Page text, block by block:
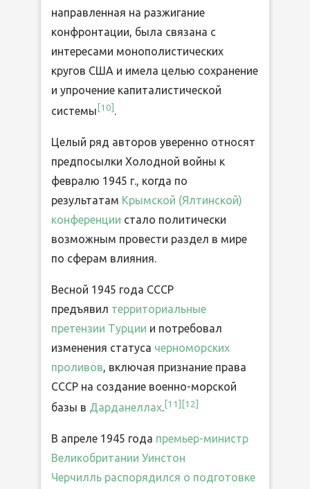
направленная на разжигание
конфронтации, была связана с
интересами монополистических
кругов США и имела целью сохранение
и упрочение капиталистической
системы [10] .
Целый ряд авторов уверенно относят
предпосылки Холодной войны к
февралю 1945 г., когда по
результатам Крымской (Ялтинской)
конференции стало политически
возможным провести раздел в мире
по сферам влияния.
Весной 1945 года СССР
предъявил территориальные
претензии Турции и потребовал
изменения статуса черноморских
проливов, включая признание права
СССР на создание военно-морской
базы в Дарданеллах. [11] [12]
В апреле 1945 года премьер-министр
Великобритании Уинстон
Черчилль распорядился о подготовке